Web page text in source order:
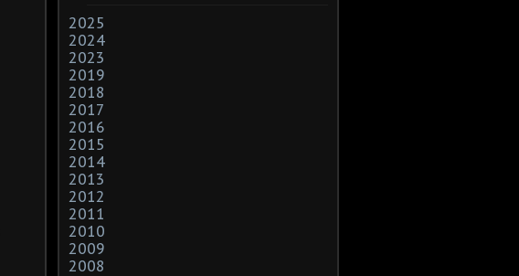
2025
2024
2023
2019
2018
2017
2016
2015
2014
2013
2012
2011
2010
2009
2008